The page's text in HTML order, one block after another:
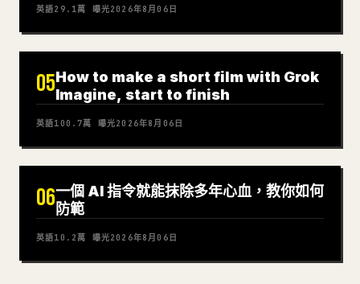
英語29.1萬 曝光2026年8月06日
05How to make a short film with Grok
Imagine, start to finish
英語100.7萬 曝光2026年8月06日
06一個 AI 指令就能抹除多年心血，教你如何
防範
英語10.2萬 曝光2026年8月06日